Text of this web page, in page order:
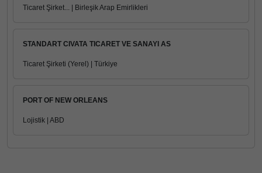
Ticaret Şirket... | Birleşik Arap Emirlikleri
STANDART CIVATA TICARET VE SANAYI AS
Ticaret Şirketi (Yerel) | Türkiye
PORT OF NEW ORLEANS
Lojistik | ABD